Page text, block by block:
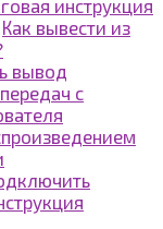
инструкция
Как вывести из
вывод
с